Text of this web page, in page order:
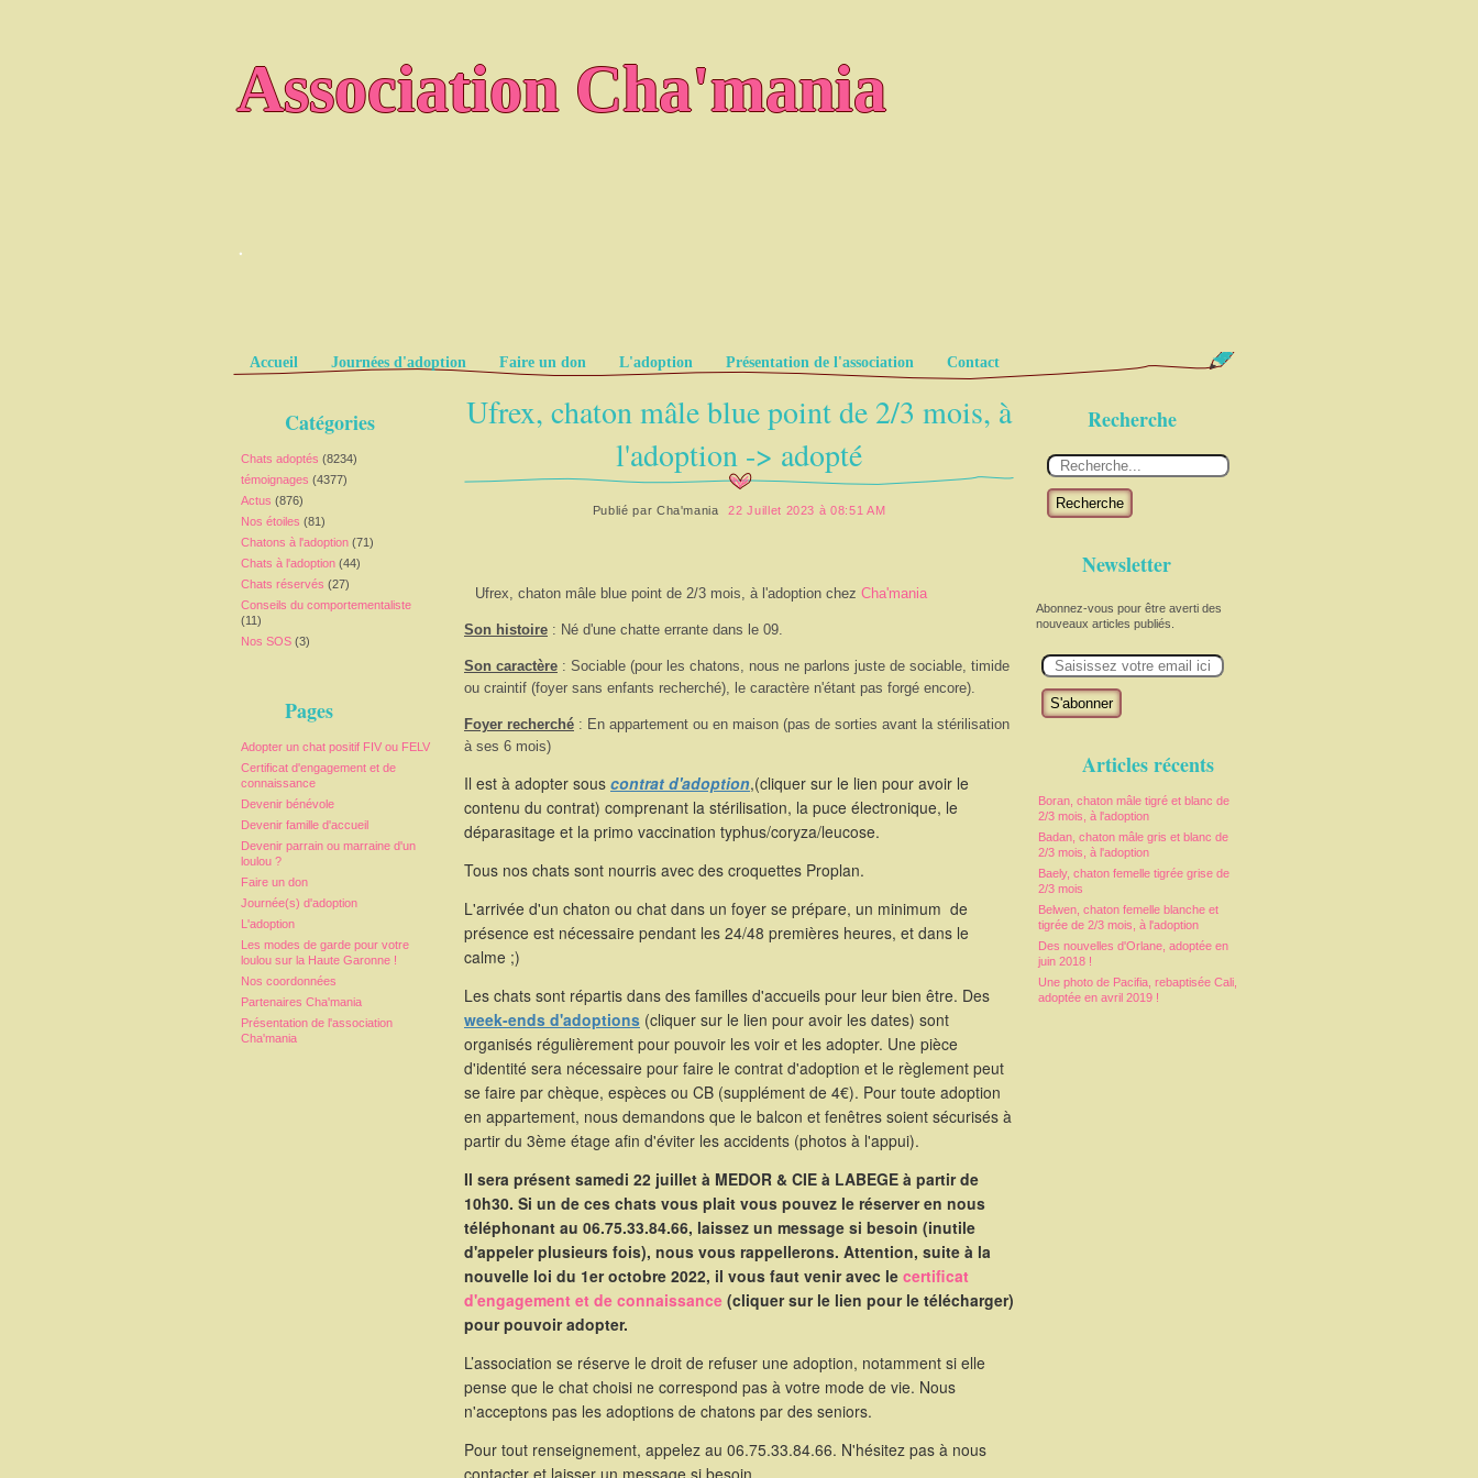
Association Cha'mania
.
Pages
Accueil Journées d'adoption Faire un don L'adoption Présentation de l'association Contact
Catégories
Chats adoptés (8234)
témoignages (4377)
Actus (876)
Nos étoiles (81)
Chatons à l'adoption (71)
Chats à l'adoption (44)
Chats réservés (27)
Conseils du comportementaliste
(11)
Nos SOS (3)
Pages
Adopter un chat positif FIV ou FELV
Certificat d'engagement et de
connaissance
Devenir bénévole
Devenir famille d'accueil
Devenir parrain ou marraine d'un
loulou ?
Faire un don
Journée(s) d'adoption
L'adoption
Les modes de garde pour votre
loulou sur la Haute Garonne !
Nos coordonnées
Partenaires Cha'mania
Présentation de l'association
Cha'mania
Recherche
Recherche
Newsletter
Abonnez-vous pour être averti des
nouveaux articles publiés.
m
Articles récents
Boran, chaton mâle tigré et blanc de
2/3 mois, à l'adoption
Badan, chaton mâle gris et blanc de
2/3 mois, à l'adoption
Baely, chaton femelle tigrée grise de
2/3 mois
Belwen, chaton femelle blanche et
tigrée de 2/3 mois, à l'adoption
Des nouvelles d'Orlane, adoptée en
juin 2018 !
Une photo de Pacifia, rebaptisée Cali,
adoptée en avril 2019 !
Ufrex, chaton mâle blue point de 2/3 mois, à
l'adoption -> adopté
Publié par Cha'mania 22 Juillet 2023 à 08:51 AM
Ufrex, chaton mâle blue point de 2/3 mois, à l'adoption chez Cha'mania
Son histoire : Né d'une chatte errante dans le 09.
Son caractère : Sociable (pour les chatons, nous ne parlons juste de sociable, timide
ou craintif (foyer sans enfants recherché), le caractère n'étant pas forgé encore).
Foyer recherché : En appartement ou en maison (pas de sorties avant la stérilisation
à ses 6 mois)
Il est à adopter sous contrat d'adoption,(cliquer sur le lien pour avoir le
contenu du contrat) comprenant la stérilisation, la puce électronique, le
déparasitage et la primo vaccination typhus/coryza/leucose.
Tous nos chats sont nourris avec des croquettes Proplan.
L'arrivée d'un chaton ou chat dans un foyer se prépare, un minimum de
présence est nécessaire pendant les 24/48 premières heures, et dans le
calme ;)
Les chats sont répartis dans des familles d'accueils pour leur bien être. Des
week-ends d'adoptions (cliquer sur le lien pour avoir les dates) sont
organisés régulièrement pour pouvoir les voir et les adopter. Une pièce
d'identité sera nécessaire pour faire le contrat d'adoption et le règlement peut
se faire par chèque, espèces ou CB (supplément de 4€). Pour toute adoption
en appartement, nous demandons que le balcon et fenêtres soient sécurisés à
partir du 3ème étage afin d'éviter les accidents (photos à l'appui).
Il sera présent samedi 22 juillet à MEDOR & CIE à LABEGE à partir de
10h30. Si un de ces chats vous plait vous pouvez le réserver en nous
téléphonant au 06.75.33.84.66, laissez un message si besoin (inutile
d'appeler plusieurs fois), nous vous rappellerons. Attention, suite à la
nouvelle loi du 1er octobre 2022, il vous faut venir avec le certificat
d'engagement et de connaissance (cliquer sur le lien pour le télécharger)
pour pouvoir adopter.
L’association se réserve le droit de refuser une adoption, notamment si elle
pense que le chat choisi ne correspond pas à votre mode de vie. Nous
n'acceptons pas les adoptions de chatons par des seniors.
Pour tout renseignement, appelez au 06.75.33.84.66. N'hésitez pas à nous
contacter et laisser un message si besoin.